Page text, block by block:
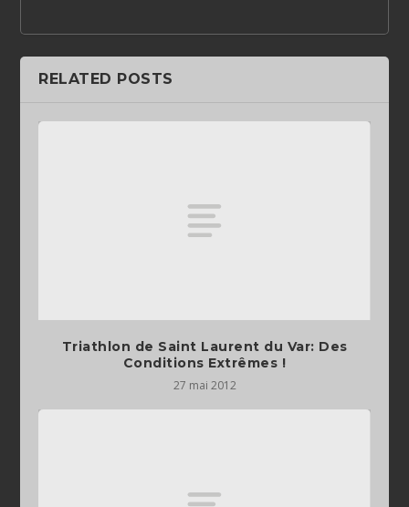
RELATED POSTS
Triathlon de Saint Laurent du Var: Des
Conditions Extrêmes !
27 mai 2012